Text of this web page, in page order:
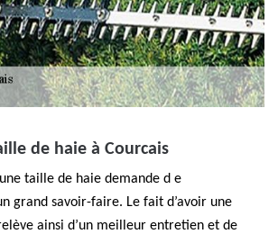
de haie à Courcais
taille de haie demande d e
grand savoir-faire. Le fait d’avoir une
ainsi d’un meilleur entretien et de